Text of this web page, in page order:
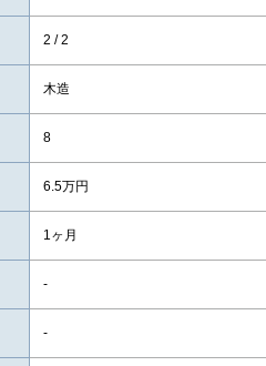
2 / 2
木造
8
6.5万円
1ヶ月
-
-